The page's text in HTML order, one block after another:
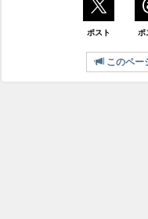
ポスト ポ
このペー